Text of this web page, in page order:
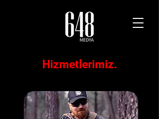
Hizmetlerimiz.